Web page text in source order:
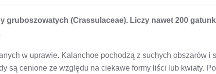
gruboszowatych (Crassulaceae). Liczy nawet 200
w uprawie. Kalanchoe pochodzą z suchych obszarów i
są cenione ze względu na ciekawe formy liści lub kwiaty.